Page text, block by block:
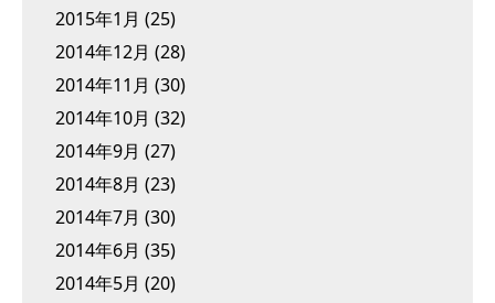
2015年1月 (25)
2014年12月 (28)
2014年11月 (30)
2014年10月 (32)
2014年9月 (27)
2014年8月 (23)
2014年7月 (30)
2014年6月 (35)
2014年5月 (20)